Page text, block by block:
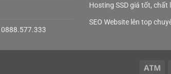
0888.577.333
Hosting SSD giá tốt, chất
SEO Website lên top